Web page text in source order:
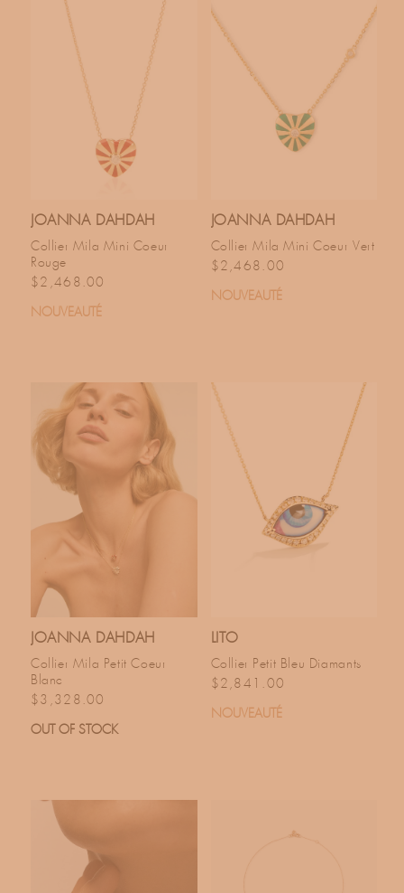
JOANNA DAHDAH
Collier Mila Mini Coeur
Rouge
Prix habituel
$2,468.00
NOUVEAUTÉ
JOANNA DAHDAH
Collier Mila Mini Coeur Vert
Prix habituel
$2,468.00
NOUVEAUTÉ
JOANNA DAHDAH
Collier Mila Petit Coeur
Blanc
Prix habituel
$3,328.00
OUT OF STOCK
LITO
Collier Petit Bleu Diamants
Prix habituel
$2,841.00
NOUVEAUTÉ